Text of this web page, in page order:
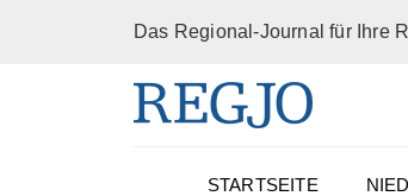
Das Regional-Journal für Ihre
STARTSEITE